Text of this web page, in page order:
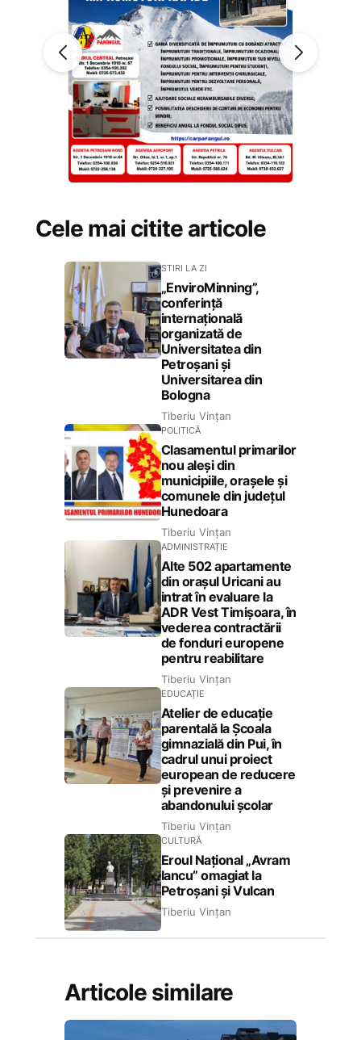
Cele mai citite articole
STIRI LA ZI
„EnviroMinning”,
conferință
internațională
organizată de
Universitatea din
Petroșani și
Universitarea din
Bologna
Tiberiu Vințan
POLITICĂ
Clasamentul primarilor
nou aleși din
municipiile, orașele și
comunele din județul
Hunedoara
Tiberiu Vințan
ADMINISTRAȚIE
Alte 502 apartamente
din orașul Uricani au
intrat în evaluare la
ADR Vest Timișoara, în
vederea contractării
de fonduri europene
pentru reabilitare
Tiberiu Vințan
EDUCAȚIE
Atelier de educație
parentală la Școala
gimnazială din Pui, în
cadrul unui proiect
european de reducere
și prevenire a
abandonului școlar
Tiberiu Vințan
CULTURĂ
Eroul Național „Avram
Iancu” omagiat la
Petroșani și Vulcan
Tiberiu Vințan
Articole similare